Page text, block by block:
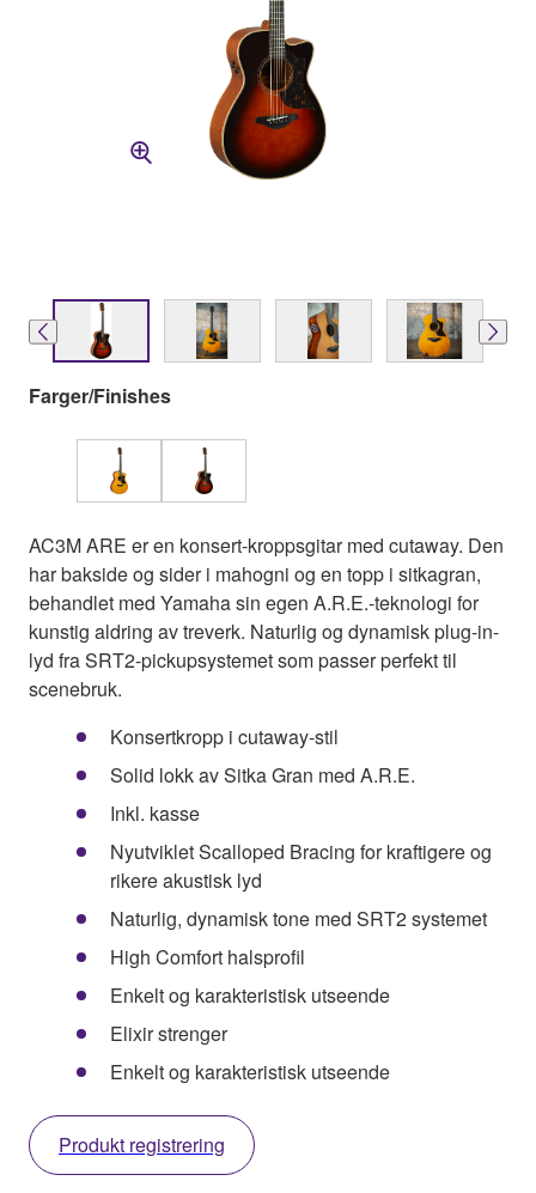
Farger/Finishes
AC3M ARE er en konsert-kroppsgitar med cutaway. Den
har bakside og sider i mahogni og en topp i sitkagran,
behandlet med Yamaha sin egen A.R.E.-teknologi for
kunstig aldring av treverk. Naturlig og dynamisk plug-in-
lyd fra SRT2-pickupsystemet som passer perfekt til
scenebruk.
Konsertkropp i cutaway-stil
Solid lokk av Sitka Gran med A.R.E.
Inkl. kasse
Nyutviklet Scalloped Bracing for kraftigere og
rikere akustisk lyd
Naturlig, dynamisk tone med SRT2 systemet
High Comfort halsprofil
Enkelt og karakteristisk utseende
Elixir strenger
Enkelt og karakteristisk utseende
Produkt registrering